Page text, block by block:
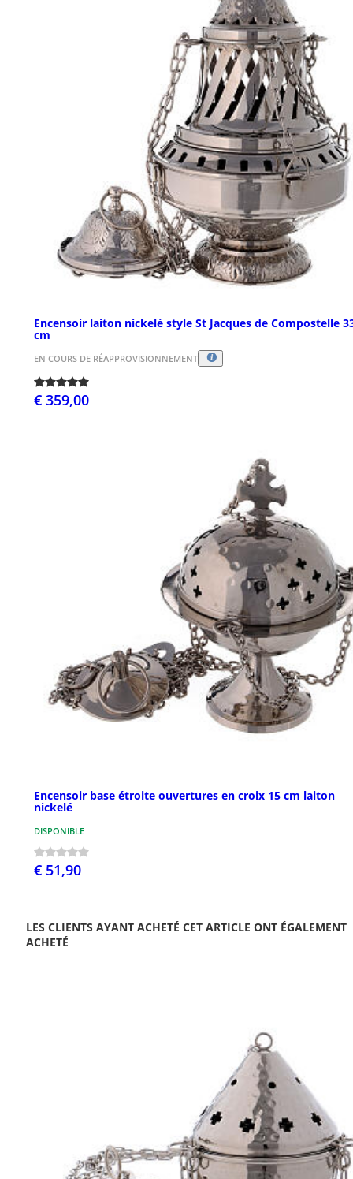
Encensoir laiton nickelé style St Jacques de Compostelle
cm
EN COURS DE RÉAPPROVISIONNEMENT
€ 359,00
Encensoir base étroite ouvertures en croix 15 cm laiton
nickelé
DISPONIBLE
€ 51,90
LES CLIENTS AYANT ACHETÉ CET ARTICLE ONT ÉGALEMENT
ACHETÉ